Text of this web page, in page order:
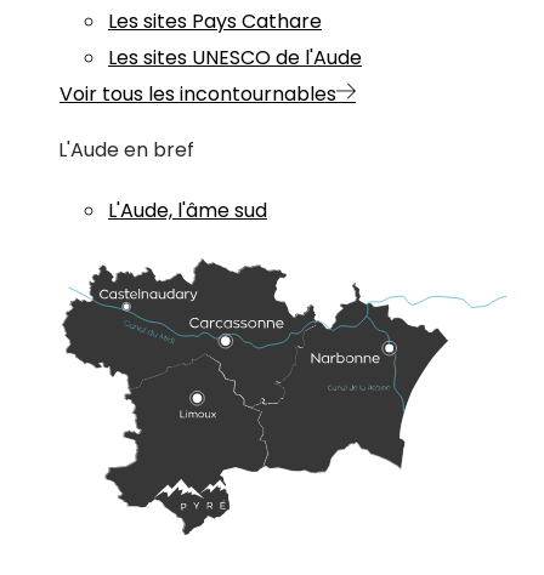
Les sites Pays Cathare
Les sites UNESCO de l'Aude
Voir tous les incontournables
L'Aude en bref
L'Aude, l'âme sud